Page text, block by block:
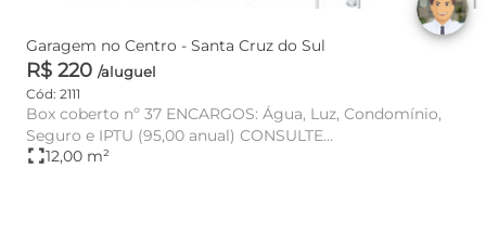
Garagem no Centro - Santa Cruz do Sul
R$ 220 /aluguel
Cód: 2111
Box coberto nº 37 ENCARGOS: Água, Luz, Condomínio,
Seguro e IPTU (95,00 anual) CONSULTE
DISPONIBILIDADE E VA...
fullscreen12,00 m²